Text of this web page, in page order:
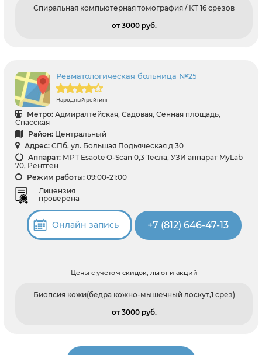
Спиральная компьютерная томография / КТ 16 срезов
от 3000 pуб.
Ревматологическая больница №25
Народный рейтинг
Метро: Адмиралтейская, Садовая, Сенная площадь,
Спасская
Район: Центральный
Адрес: СПб, ул. Большая Подьяческая д 30
Аппарат: МРТ Esaote O-Scan 0,3 Тесла, УЗИ аппарат MyLab
70, Рентген
Режим работы: 09:00-21:00
Лицензия
проверена
Онлайн запись +7 (812) 646-47-13
Цены с учетом скидок, льгот и акций
Биопсия кожи(бедра кожно-мышечный лоскут,1 срез)
от 3000 pуб.